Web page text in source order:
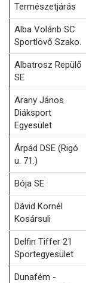
Természetjárás
Alba Volánb SC
Sportlövő Szako.
Albatrosz Repülő
SE
Arany János
Diáksport
Egyesület
Árpád DSE (Rigó
u. 71.)
Bója SE
Dávid Kornél
Kosársuli
Delfin Tiffer 21
Sportegyesület
Dunafém -